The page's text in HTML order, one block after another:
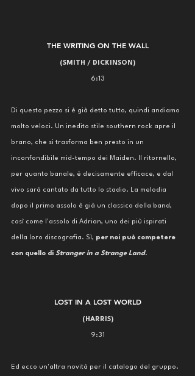
THE WRITING ON THE WALL
(SMITH / DICKINSON)
6:13
Di questo pezzo si è già detto tutto, quindi andiamo
molto veloci. Un inedito stile southern rock apre il
brano, che si trasforma ben presto in un
inconfondibile mid-tempo dei Maiden. Il ritornello,
per quanto banale, è decisamente efficace, e dal
vivo sarà cantato da tutto lo stadio. La melodia
dopo il primo assolo è già un classico della band,
così come l'assolo di Adrian, uno dei più ispirati
della loro discografia. Sì, per noi può competere
con quello di Stranger in a Strange Land.
LOST IN A LOST WORLD
(HARRIS)
9:31
Ed ecco un'altra novità per il catalogo del gruppo.